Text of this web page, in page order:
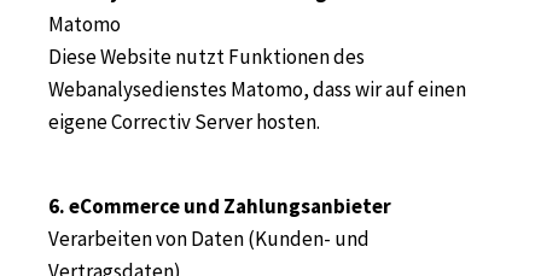
Matomo
Diese Website nutzt Funktionen des
Webanalysedienstes Matomo, dass wir auf einen
eigene Correctiv Server hosten.
6. eCommerce und Zahlungsanbieter
Verarbeiten von Daten (Kunden- und